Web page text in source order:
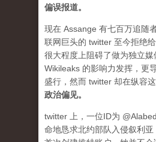
偏误报道。
现在 Assange 有七百万追随
联网巨头的 twitter 至今拒绝
很大程度上阻碍了做为独立媒
Wikileaks 的影响力发挥，更
盛行，然而 twitter 却在纵容这
政治偏见。
twitter 上，一位ID为
命地恳求北约部队入侵叙利亚